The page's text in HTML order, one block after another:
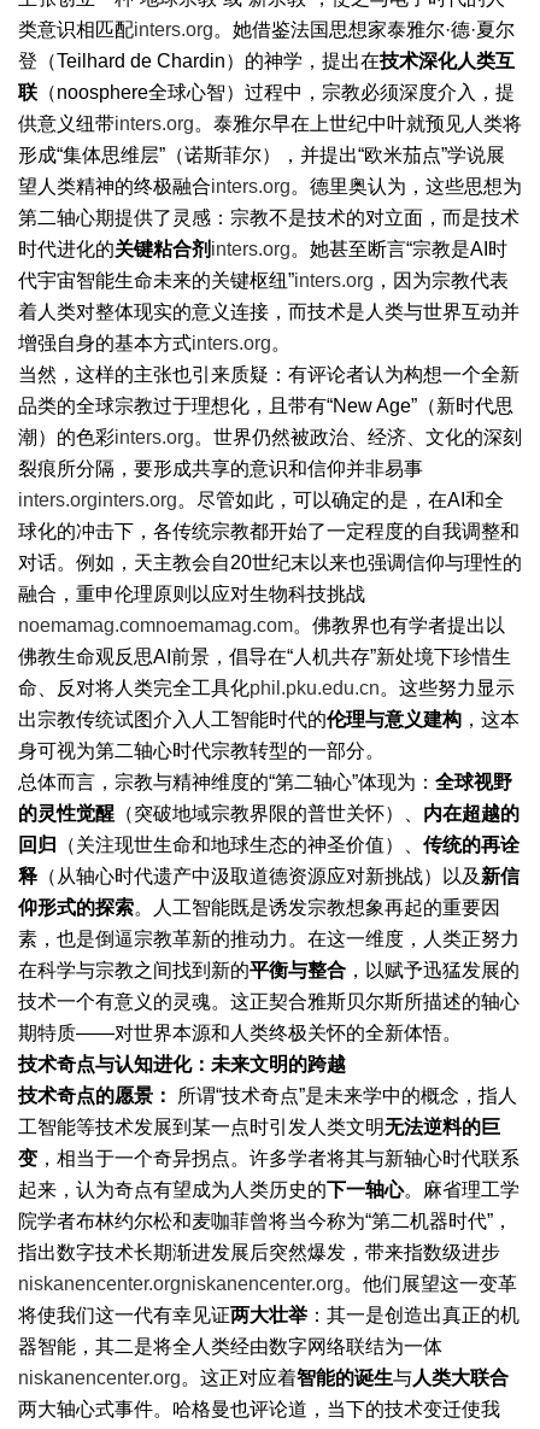
类意识相匹配inters.org。她借鉴法国思想家泰雅尔·德·夏尔
登（Teilhard de Chardin）的神学，提出在技术深化人类互
联 （noosphere全球心智）过程中，宗教必须深度介入，提
供意义纽带inters.org。泰雅尔早在上世纪中叶就预见人类将
形成“集体思维层”（诺斯菲尔），并提出“欧米茄点”学说展
望人类精神的终极融合inters.org。德里奥认为，这些思想为
第二轴心期提供了灵感：宗教不是技术的对立面，而是技术
时代进化的关键粘合剂 inters.org。她甚至断言“宗教是AI时
代宇宙智能生命未来的关键枢纽”inters.org ，因为宗教代表
着人类对整体现实的意义连接，而技术是人类与世界互动并
增强自身的基本方式inters.org。
当然，这样的主张也引来质疑：有评论者认为构想一个全新
品类的全球宗教过于理想化，且带有“New Age”（新时代思
潮）的色彩inters.org。世界仍然被政治、经济、文化的深刻
裂痕所分隔，要形成共享的意识和信仰并非易事
inters.orginters.org。尽管如此，可以确定的是，在AI和全
球化的冲击下，各传统宗教都开始了一定程度的自我调整和
对话。例如，天主教会自20世纪末以来也强调信仰与理性的
融合，重申伦理原则以应对生物科技挑战
noemamag.comnoemamag.com。佛教界也有学者提出以
佛教生命观反思AI前景，倡导在“人机共存”新处境下珍惜生
命、反对将人类完全工具化phil.pku.edu.cn。这些努力显示
出宗教传统试图介入人工智能时代的伦理与意义建构 ，这本
身可视为第二轴心时代宗教转型的一部分。
总体而言，宗教与精神维度的“第二轴心”体现为： 全球视野
的灵性觉醒 （突破地域宗教界限的普世关怀）、 内在超越的
回归
（关注现世生命和地球生态的神圣价值）、 传统的再诠
释 （从轴心时代遗产中汲取道德资源应对新挑战）以及 新信
仰形式的探索。人工智能既是诱发宗教想象再起的重要因
素，也是倒逼宗教革新的推动力。在这一维度，人类正努力
在科学与宗教之间找到新的平衡与整合 ，以赋予迅猛发展的
技术一个有意义的灵魂。这正契合雅斯贝尔斯所描述的轴心
期特质——对世界本源和人类终极关怀的全新体悟。
技术奇点与认知进化：未来文明的跨越
技术奇点的愿景：
所谓“技术奇点”是未来学中的概念，指人
工智能等技术发展到某一点时引发人类文明无法逆料的巨
变 ，相当于一个奇异拐点。许多学者将其与新轴心时代联系
起来，认为奇点有望成为人类历史的下一轴心。麻省理工学
院学者布林约尔松和麦咖菲曾将当今称为“第二机器时代”，
指出数字技术长期渐进发展后突然爆发，带来指数级进步
niskanencenter.orgniskanencenter.org。他们展望这一变革
将使我们这一代有幸见证两大壮举 ：其一是创造出真正的机
器智能，其二是将全人类经由数字网络联结为一体
niskanencenter.org。这正对应着智能的诞生与人类大联合
两大轴心式事件。哈格曼也评论道，当下的技术变迁使我